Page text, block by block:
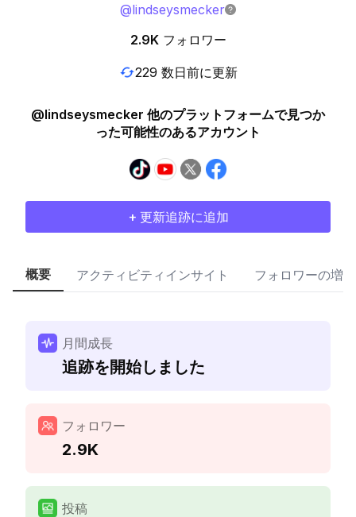
@lindseysmecker
2.9K フォロワー
229 数日前に更新
@lindseysmecker 他のプラットフォームで見つか
った可能性のあるアカウント
+ 更新追跡に追加
概要 アクティビティインサイト フォロワーの増加
月間成長
追跡を開始しました
フォロワー
2.9K
投稿